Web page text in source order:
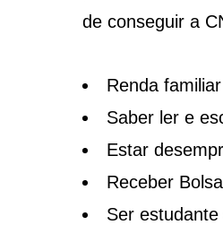
de conseguir a
Renda
Saber ler e
Estar
Receber
Ser